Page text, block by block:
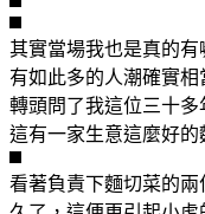
其實當場我也是真的
有如此多的人潮確實相
轉頭問了我這位三十
這有一家生意這麼好的
看著負責下麵切菜的